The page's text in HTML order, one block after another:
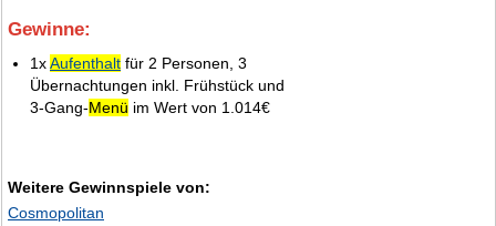
Gewinne:
1xAufenthalt für 2 Personen, 3
Übernachtungen inkl. Frühstück und
3‑Gang‑Menü im Wert von 1.014€
Weitere Gewinnspiele von:
Cosmopolitan